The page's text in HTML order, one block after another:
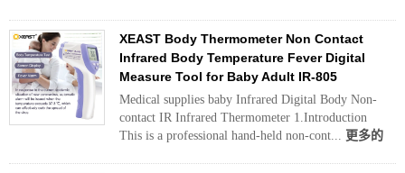
XEAST Body Thermometer Non Contact
Infrared Body Temperature Fever Digital
Measure Tool for Baby Adult IR-805
Medical supplies baby Infrared Digital Body Non-
contact IR Infrared Thermometer 1.Introduction
This is a professional hand-held non-cont... 更多的